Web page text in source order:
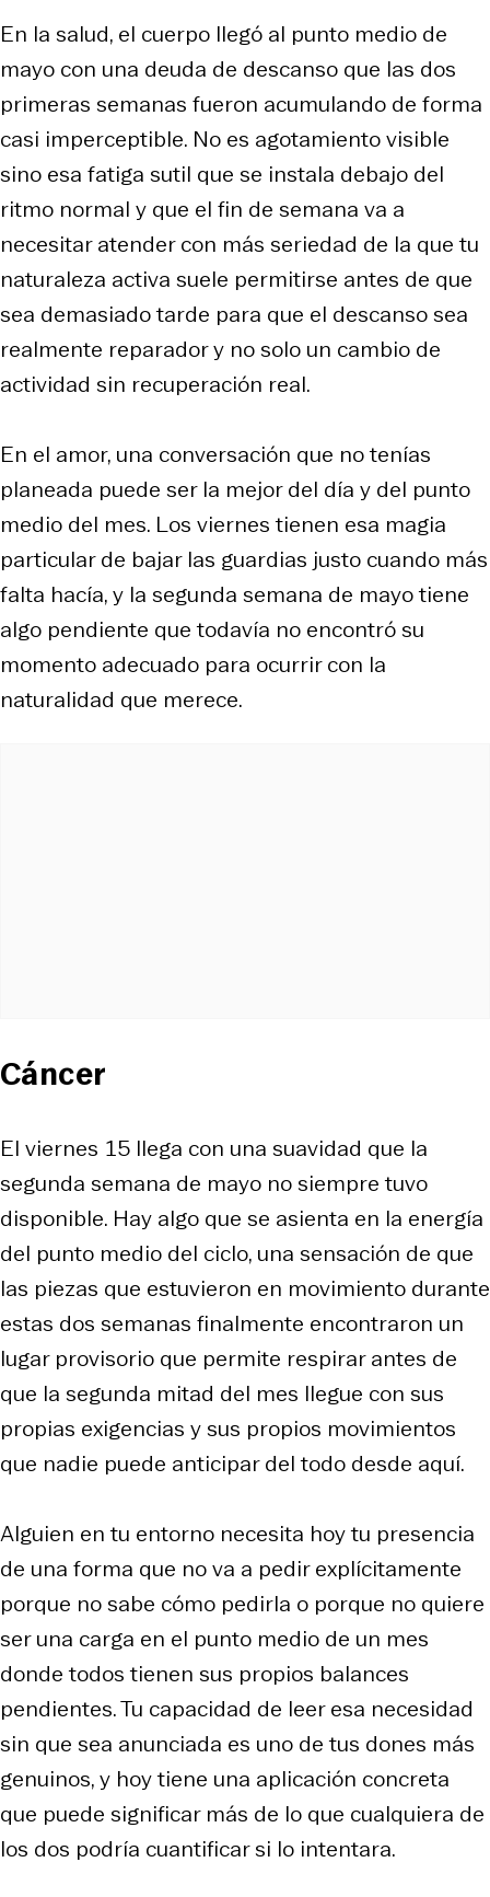
En la salud, el cuerpo llegó al punto medio de
mayo con una deuda de descanso que las dos
primeras semanas fueron acumulando de forma
casi imperceptible. No es agotamiento visible
sino esa fatiga sutil que se instala debajo del
ritmo normal y que el fin de semana va a
necesitar atender con más seriedad de la que tu
naturaleza activa suele permitirse antes de que
sea demasiado tarde para que el descanso sea
realmente reparador y no solo un cambio de
actividad sin recuperación real.
En el amor, una conversación que no tenías
planeada puede ser la mejor del día y del punto
medio del mes. Los viernes tienen esa magia
particular de bajar las guardias justo cuando más
falta hacía, y la segunda semana de mayo tiene
algo pendiente que todavía no encontró su
momento adecuado para ocurrir con la
naturalidad que merece.
Cáncer
El viernes 15 llega con una suavidad que la
segunda semana de mayo no siempre tuvo
disponible. Hay algo que se asienta en la energía
del punto medio del ciclo, una sensación de que
las piezas que estuvieron en movimiento durante
estas dos semanas finalmente encontraron un
lugar provisorio que permite respirar antes de
que la segunda mitad del mes llegue con sus
propias exigencias y sus propios movimientos
que nadie puede anticipar del todo desde aquí.
Alguien en tu entorno necesita hoy tu presencia
de una forma que no va a pedir explícitamente
porque no sabe cómo pedirla o porque no quiere
ser una carga en el punto medio de un mes
donde todos tienen sus propios balances
pendientes. Tu capacidad de leer esa necesidad
sin que sea anunciada es uno de tus dones más
genuinos, y hoy tiene una aplicación concreta
que puede significar más de lo que cualquiera de
los dos podría cuantificar si lo intentara.